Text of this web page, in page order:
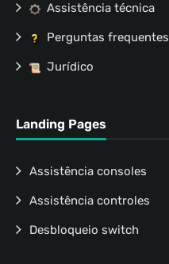
Assistência técnica
Perguntas frequentes
Jurídico
Landing Pages
Assistência consoles
Assistência controles
Desbloqueio switch